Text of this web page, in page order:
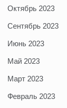
Октябрь 2023
Сентябрь 2023
Июнь 2023
Май 2023
Март 2023
Февраль 2023